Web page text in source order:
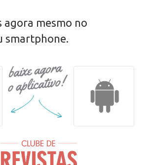
agora mesmo no
smartphone.